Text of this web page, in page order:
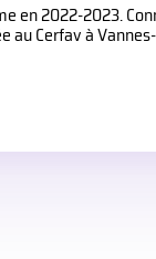
en 2022-2023.
au Cerfav à